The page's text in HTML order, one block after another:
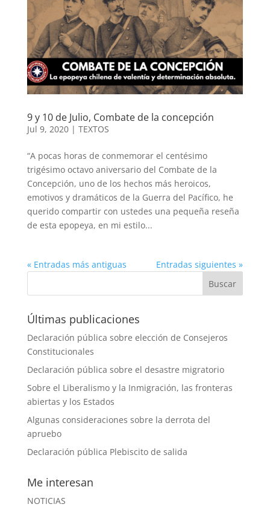
9 y 10 de Julio, Combate de la concepción
Jul 9, 2020| TEXTOS
“A pocas horas de conmemorar el centésimo
trigésimo octavo aniversario del Combate de la
Concepción, uno de los hechos más heroicos,
emotivos y dramáticos de la Guerra del Pacífico, he
querido compartir con ustedes una pequeña reseña
de esta epopeya, en mi estilo...
« Entradas más antiguas Entradas siguientes »
Últimas publicaciones
Declaración pública sobre elección de Consejeros
Constitucionales
Declaración pública sobre el desastre migratorio
Sobre el Liberalismo y la Inmigración, las fronteras
abiertas y los Estados
Algunas consideraciones sobre la derrota del
apruebo
Declaración pública Plebiscito de salida
Me interesan
NOTICIAS